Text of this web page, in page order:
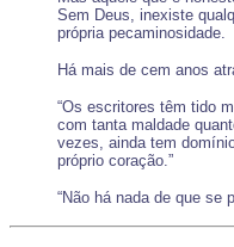
Sem Deus, inexiste
própria pecaminosidade.
Há mais de cem anos
“Os escritores têm tido
com tanta maldade
vezes, ainda tem
próprio coração.”
“Não há nada de que